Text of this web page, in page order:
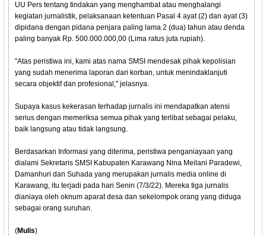
UU Pers tentang tindakan yang menghambat atau menghalangi
kegiatan jurnalistik, pelaksanaan ketentuan Pasal 4 ayat (2) dan ayat (3)
dipidana dengan pidana penjara paling lama 2 (dua) tahun atau denda
paling banyak Rp. 500.000.000,00 (Lima ratus juta rupiah).
"Atas peristiwa ini, kami atas nama SMSI mendesak pihak kepolisian
yang sudah menerima laporan dari korban, untuk menindaklanjuti
secara objektif dan profesional," jelasnya.
Supaya kasus kekerasan terhadap jurnalis ini mendapatkan atensi
serius dengan memeriksa semua pihak yang terlibat sebagai pelaku,
baik langsung atau tidak langsung.
Berdasarkan Informasi yang diterima, peristiwa penganiayaan yang
dialami Sekretaris SMSI Kabupaten Karawang Nina Meilani Paradewi,
Damanhuri dan Suhada yang merupakan jurnalis media online di
Karawang, itu terjadi pada hari Senin (7/3/22). Mereka tiga jurnalis
dianiaya oleh oknum aparat desa dan sekelompok orang yang diduga
sebagai orang suruhan.
(Mulis)